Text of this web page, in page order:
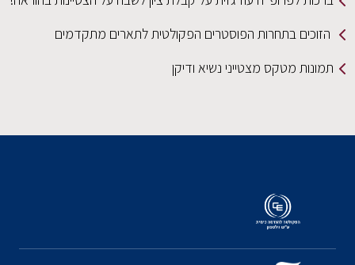
הזוכים בתחרות הפוסטרים הפקולטית לתארים מתקדמים
תמונות מטקס מצטייני נשיא ודיקן